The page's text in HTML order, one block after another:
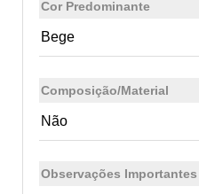
Cor Predominante
Bege
Composição/Material
Não
Observações Importantes